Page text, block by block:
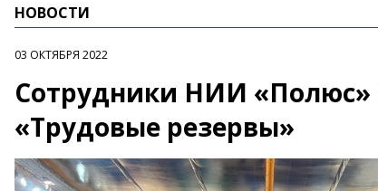
НОВОСТИ
03 ОКТЯБРЯ 2022
Сотрудники НИИ «Полюс»
«Трудовые резервы»